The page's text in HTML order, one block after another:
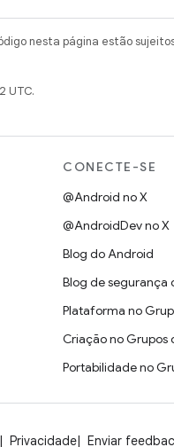
nesta página estão
UTC.
CONECTE-SE
@Android no X
@AndroidDev no X
Blog do Android
Blog de segurança
Plataforma no
Criação no Grupos
Portabilidade no
Privacidade Enviar